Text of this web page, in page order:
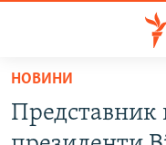
Перейти
основного
матеріалу
ВСЕ ЗА ДОБУ
НОВИНИ
Представник